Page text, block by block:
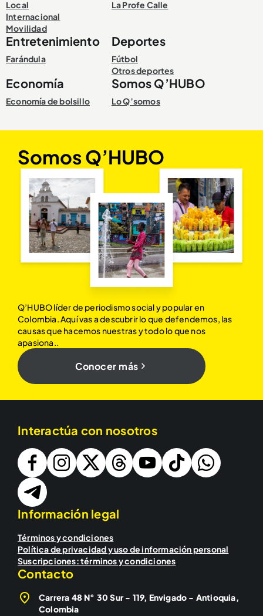
Local
Internacional
Movilidad
La Profe Calle
Entretenimiento
Farándula
Deportes
Fútbol
Otros deportes
Economía
Economía de bolsillo
Somos Q’HUBO
Lo Q’somos
Somos Q’HUBO
Q’HUBO líder de periodismo social y popular en
Colombia. Aquí vas a descubrir lo que defendemos, las
causas que hacemos nuestras y todo lo que nos
apasiona..
Conocer más
Interactúa con nosotros
Información legal
Términos y condiciones
Política de privacidad y uso de información personal
Suscripciones: términos y condiciones
Contacto
Carrera 48 N° 30 Sur - 119, Envigado - Antioquia,
Colombia